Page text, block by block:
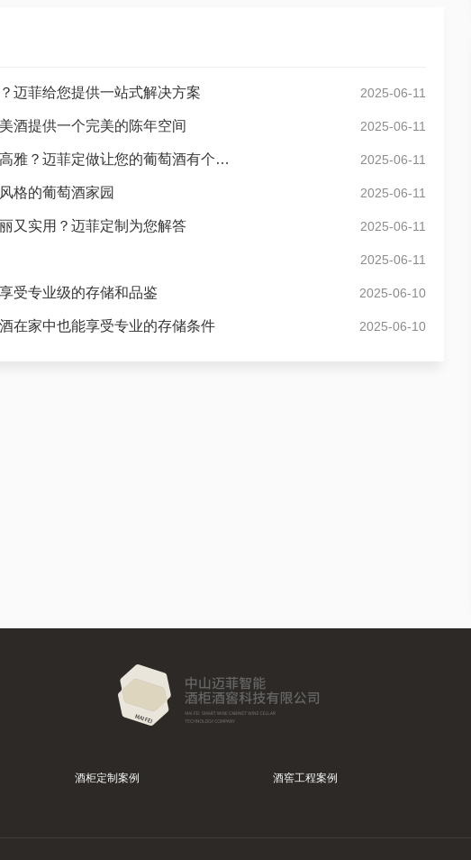
迈菲给您提供一站式解决方案 2025-06-11
酒提供一个完美的陈年空间 2025-06-11
现代风格酒窖花园度假别墅怎样设计才显得格调高雅？迈菲定做让您的葡萄酒有个好家 2025-06-11
格的葡萄酒家园 2025-06-11
又实用？迈菲定制为您解答 2025-06-11
2025-06-11
受专业级的存储和品鉴 2025-06-10
在家中也能享受专业的存储条件 2025-06-10
酒柜定制案例 酒窖工程案例